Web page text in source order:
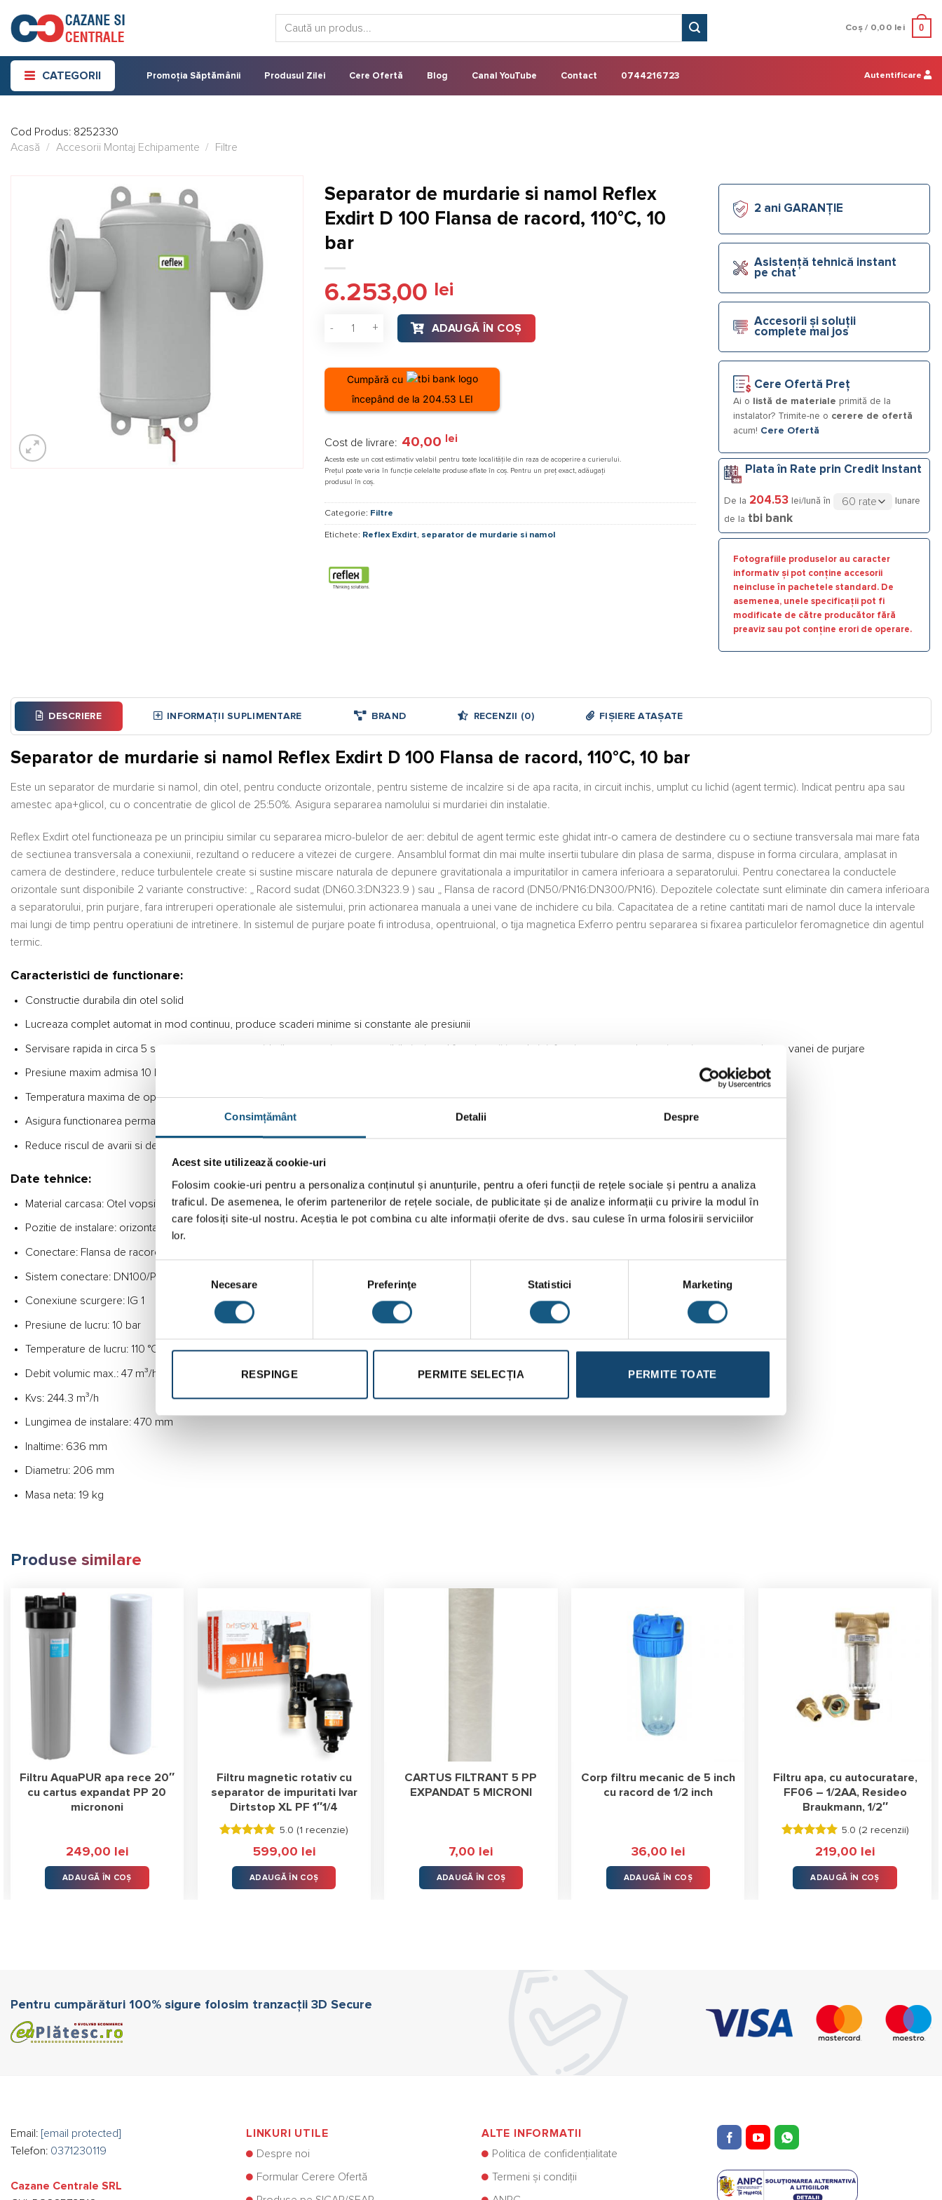
Consimțământ Detalii Despre
Acest site utilizează cookie-uri
Folosim cookie-uri pentru a personaliza conținutul și anunțurile, pentru a oferi funcții de rețele sociale și pentru a analiza
traficul. De asemenea, le oferim partenerilor de rețele sociale, de publicitate și de analize informații cu privire la modul în
care folosiți site-ul nostru. Aceștia le pot combina cu alte informații oferite de dvs. sau culese în urma folosirii serviciilor
lor.
consimțământului
Necesare Preferinţe Statistici Marketing
RESPINGE PERMITE SELECȚIA PERMITE TOATE
content
Coș / 0,00 lei 0
CATEGORII Promoția Săptămânii Produsul Zilei Cere Ofertă Blog Canal YouTube Contact 0744216723 Autentificare
Cod Produs: 8252330
Acasă
/ Accesorii Montaj Echipamente / Filtre
Separator de murdarie si namol Reflex
Exdirt D 100 Flansa de racord, 110°C, 10
bar
6.253,00 lei
Cantitate Separator de murdarie si namol Reflex Exdirt D 100 Flansa de racord, 110°C, 10 bar
ADAUGĂ ÎN COȘ
Cumpără cu
începând de la 204.53 LEI
Cost de livrare: 40,00 lei
Acesta este un cost estimativ valabil pentru toate localitățile din raza de acoperire a curierului.
Prețul poate varia în funcție celelalte produse aflate în coș. Pentru un preț exact, adăugați
produsul în coș.
Categorie: Filtre
Etichete: Reflex Exdirt, separator de murdarie si namol
2 ani GARANȚIE
Asistență tehnică instant
pe chat
Accesorii și soluții
complete mai jos
Cere Ofertă Preț
Ai o listă de materiale primită de la
instalator? Trimite-ne o cerere de ofertă
acum! Cere Ofertă
Plata în Rate prin Credit Instant
De la 204.53 lei/lună în
lunare
de la tbi bank
Fotografiile produselor au caracter
informativ și pot conține accesorii
neincluse în pachetele standard. De
asemenea, unele specificații pot fi
modificate de către producător fără
preaviz sau pot conține erori de operare.
DESCRIERE INFORMAȚII SUPLIMENTARE BRAND RECENZII (0) FIȘIERE ATAȘATE
Separator de murdarie si namol Reflex Exdirt D 100 Flansa de racord, 110°C, 10 bar
Este un separator de murdarie si namol, din otel, pentru conducte orizontale, pentru sisteme de incalzire si de apa racita, in circuit inchis, umplut cu lichid (agent termic). Indicat pentru apa sau
amestec apa+glicol, cu o concentratie de glicol de 25:50%. Asigura separarea namolului si murdariei din instalatie.
Reflex Exdirt otel functioneaza pe un principiu similar cu separarea micro-bulelor de aer: debitul de agent termic este ghidat intr-o camera de destindere cu o sectiune transversala mai mare fata
de sectiunea transversala a conexiunii, rezultand o reducere a vitezei de curgere. Ansamblul format din mai multe insertii tubulare din plasa de sarma, dispuse in forma circulara, amplasat in
camera de destindere, reduce turbulentele create si sustine miscare naturala de depunere gravitationala a impuritatilor in camera inferioara a separatorului. Pentru conectarea la conductele
orizontale sunt disponibile 2 variante constructive: „ Racord sudat (DN60.3:DN323.9 ) sau „ Flansa de racord (DN50/PN16:DN300/PN16). Depozitele colectate sunt eliminate din camera inferioara
a separatorului, prin purjare, fara intreruperi operationale ale sistemului, prin actionarea manuala a unei vane de inchidere cu bila. Capacitatea de a retine cantitati mari de namol duce la intervale
mai lungi de timp pentru operatiuni de intretinere. In sistemul de purjare poate fi introdusa, opentruional, o tija magnetica Exferro pentru separarea si fixarea particulelor feromagnetice din agentul
termic.
Caracteristici de functionare:
Constructie durabila din otel solid
Lucreaza complet automat in mod continuu, produce scaderi minime si constante ale presiunii
Servisare rapida in circa 5 secunde, eliminarea rezidurilor mecanice este posibila in timpul functionarii instalatiei, fara intrerupere, doar prin actionarea controlata a vanei de purjare
Presiune maxim admisa 10 bar
Temperatura maxima de operare 110 grade C
Asigura functionarea permanenta si corecta a generatorului termic
Reduce riscul de avarii si de aparitie a erorilor de functionare pe termen lung
Date tehnice:
Material carcasa: Otel vopsit
Pozitie de instalare: orizontal
Conectare: Flansa de racord
Sistem conectare: DN100/PN16
Conexiune scurgere: IG 1
Presiune de lucru: 10 bar
Temperature de lucru: 110 °C
Debit volumic max.: 47 m³/h
Kvs: 244.3 m³/h
Lungimea de instalare: 470 mm
Inaltime: 636 mm
Diametru: 206 mm
Masa neta: 19 kg
Produse similare
Filtru AquaPUR apa rece 20″
cu cartus expandat PP 20
micrononi
249,00 lei
ADAUGĂ ÎN COȘ
Filtru magnetic rotativ cu
separator de impuritati Ivar
Dirtstop XL PF 1″1/4
Evaluat la
stele
din 5
5.0 (1 recenzie)
599,00 lei
ADAUGĂ ÎN COȘ
CARTUS FILTRANT 5 PP
EXPANDAT 5 MICRONI
7,00 lei
ADAUGĂ ÎN COȘ
Corp filtru mecanic de 5 inch
cu racord de 1/2 inch
36,00 lei
ADAUGĂ ÎN COȘ
Filtru apa, cu autocuratare,
FF06 – 1/2AA, Resideo
Braukmann, 1/2″
Evaluat la
stele
din 5
5.0 (2 recenzii)
219,00 lei
ADAUGĂ ÎN COȘ
Pentru cumpărături 100% sigure folosim tranzacții 3D Secure
Email: [email protected]
Telefon: 0371230119
Cazane Centrale SRL
LINKURI UTILE
Despre noi
Formular Cerere Ofertă
ALTE INFORMATII
Politica de confidențialitate
Termeni și condiții